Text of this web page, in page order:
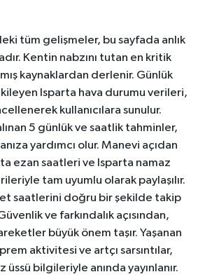
tüm gelişmeler, bu sayfada anlık
Kentin nabzını tutan en kritik
kaynaklardan derlenir. Günlük
Isparta hava durumu verileri,
kullanıcılara sunulur.
5 günlük ve saatlik tahminler,
yardımcı olur. Manevi açıdan
ezan saatleri ve Isparta namaz
tam uyumlu olarak paylaşılır.
saatlerini doğru bir şekilde takip
ve farkındalık açısından,
büyük önem taşır. Yaşanan
aktivitesi ve artçı sarsıntılar,
üssü bilgileriyle anında yayınlanır.